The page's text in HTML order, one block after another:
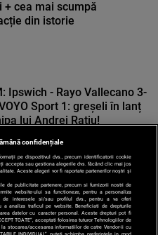
+ cea mai scumpă
din istorie
Ipswich - Rayo Vallecano 3-
Sport 1: greșeli în lanț
lui Andrei Rațiu!
confidențiale
pe dispozitivul dvs., precum identificatorii cookie
accepta sau gestiona alegerile dvs. făcând clic mai jos
Aceste alegeri vor fi raportate partenerilor noștri și
de publicitate partenere, precum si furnizorii nostri de
website-ului sa functioneze, pentru a personaliza
interesele si/sau profilul dvs., pentru a va oferi
a analiza traficul pe website. Beneficiati de drepturile
datelor cu caracter personal. Aceste drepturi pot fi
TOATE”, acceptati folosirea tuturor Tehnologiilor de
stocarea/accesarea informatiilor de catre Vendor-ii cu
INDIVIDUAL” puteti schimba preferintele in mod